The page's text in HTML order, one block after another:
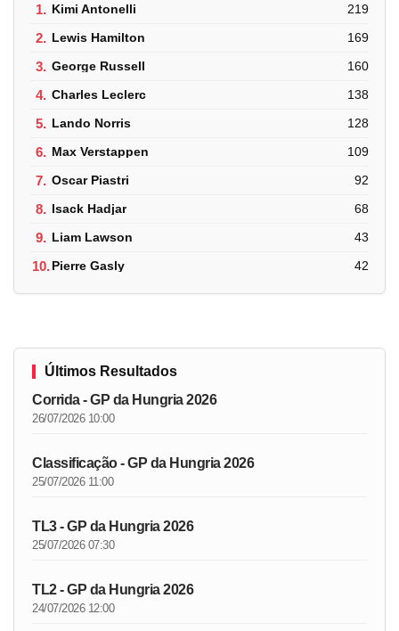
1. Kimi Antonelli 219
2. Lewis Hamilton 169
3. George Russell 160
4. Charles Leclerc 138
5. Lando Norris 128
6. Max Verstappen 109
7. Oscar Piastri 92
8. Isack Hadjar 68
9. Liam Lawson 43
10.Pierre Gasly 42
Últimos Resultados
Corrida - GP da Hungria 2026
26/07/2026 10:00
Classificação - GP da Hungria 2026
25/07/2026 11:00
TL3 - GP da Hungria 2026
25/07/2026 07:30
TL2 - GP da Hungria 2026
24/07/2026 12:00